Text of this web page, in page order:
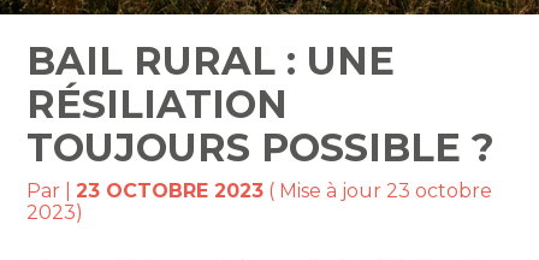
BAIL RURAL : UNE
RÉSILIATION
TOUJOURS POSSIBLE ?
Par |23 OCTOBRE 2023 ( Mise à jour 23 octobre
2023)